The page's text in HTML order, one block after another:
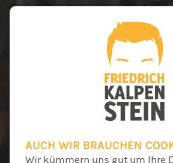
AUCH WIR BRAUCHEN
Wir kümmern uns gut um Ihre